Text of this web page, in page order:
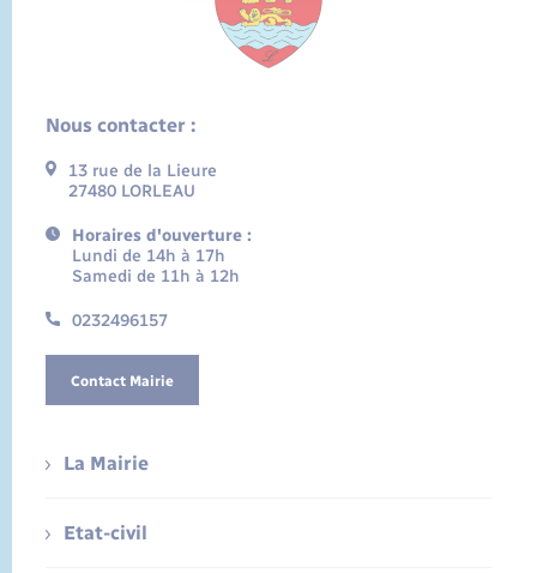
Nous contacter :
13 rue de la Lieure
27480 LORLEAU
Horaires d'ouverture :
Lundi de 14h à 17h
Samedi de 11h à 12h
0232496157
Contact Mairie
La Mairie
Etat-civil